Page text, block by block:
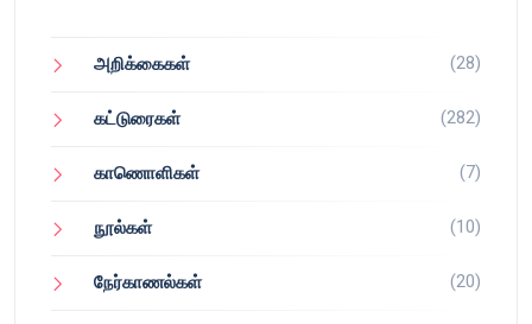
அறிக்கைகள் (28)
கட்டுரைகள் (282)
காணொளிகள் (7)
நூல்கள் (10)
நேர்காணல்கள் (20)